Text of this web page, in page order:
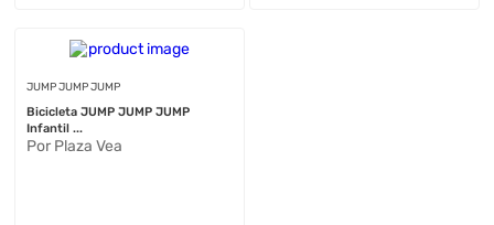
JUMP JUMP JUMP
Bicicleta JUMP JUMP JUMP
Infantil ...
Por Plaza Vea